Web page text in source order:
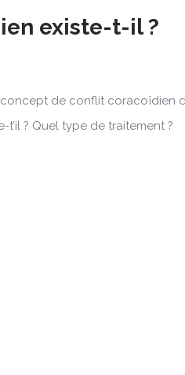
existe-t-il ?
concept de conflit coracoïdien
t’il ? Quel type de traitement ?